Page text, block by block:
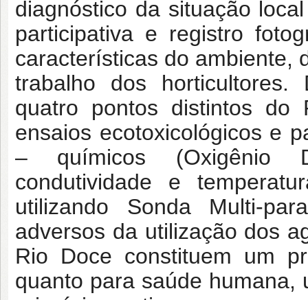
diagnóstico da situação
participativa e registro
características do ambiente,
trabalho dos horticultores.
quatro pontos distintos
ensaios ecotoxicológicos e
– químicos (Oxigênio
condutividade e
utilizando Sonda Multi-
adversos da utilização dos
Rio Doce constituem um
quanto para saúde humana,